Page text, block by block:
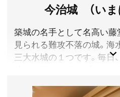
今治城 （いま
築城の名手として名高い
見られる難攻不落の城。
三大水城の１つです。毎日